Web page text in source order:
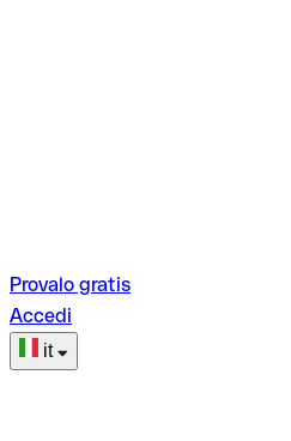
Provalo gratis
Accedi
it